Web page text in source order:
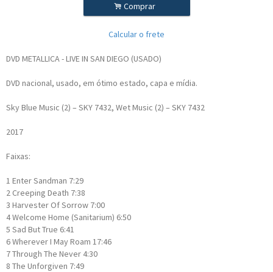
. Comprar
Calcular o frete
DVD METALLICA - LIVE IN SAN DIEGO (USADO)
DVD nacional, usado, em ótimo estado, capa e mídia.
Sky Blue Music (2) – SKY 7432, Wet Music (2) – SKY 7432
2017
Faixas:
1 Enter Sandman 7:29
2 Creeping Death 7:38
3 Harvester Of Sorrow 7:00
4Welcome Home (Sanitarium) 6:50
5 Sad But True 6:41
6Wherever I May Roam 17:46
7Through The Never 4:30
8 The Unforgiven 7:49